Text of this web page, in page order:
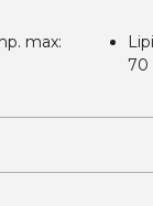
max:
70